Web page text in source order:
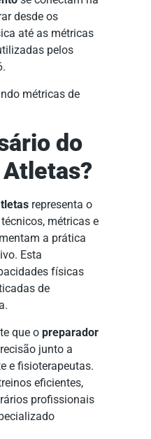
desde os
até as métricas
pelos
do
representa o
métricas e
a prática
Esta
físicas
de
que o preparador
junto a
e fisioterapeutas.
eficientes,
profissionais